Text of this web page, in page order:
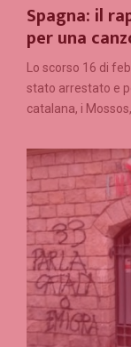
Spagna: il
per una
Lo scorso 16 di
stato arrestato e
catalana, i